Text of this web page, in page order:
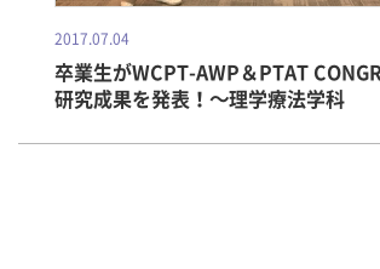
2017.07.04
卒業生がWCPT-AWP＆PTAT
研究成果を発表！～理学療法学科